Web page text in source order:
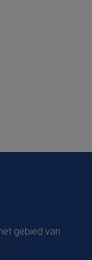
gebied van